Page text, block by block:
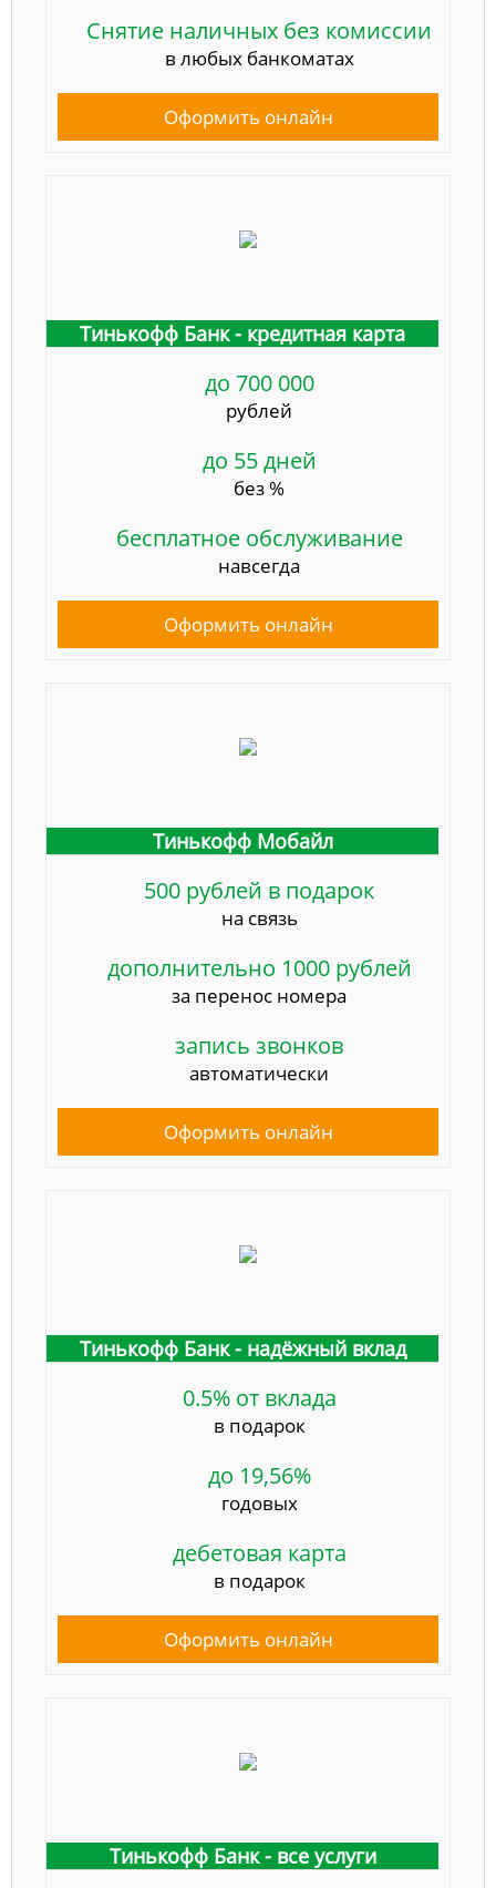
Снятие наличных без комиссии
в любых банкоматах
Оформить онлайн
Тинькофф Банк - кредитная карта
до 700 000
рублей
до 55 дней
без %
бесплатное обслуживание
навсегда
Оформить онлайн
Тинькофф Мобайл
500 рублей в подарок
на связь
дополнительно 1000 рублей
за перенос номера
запись звонков
автоматически
Оформить онлайн
Тинькофф Банк - надёжный вклад
0.5% от вклада
в подарок
до 19,56%
годовых
дебетовая карта
в подарок
Оформить онлайн
Тинькофф Банк - все услуги